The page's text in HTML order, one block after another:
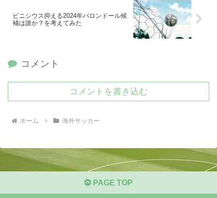
ビニシウス抑える2024年バロンドール候
補は誰か？を考えてみた
コメント
コメントを書き込む
ホーム 海外サッカー
PAGE TOP